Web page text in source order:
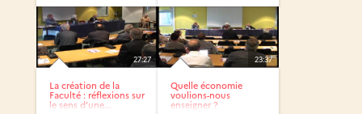
27:27
La création de la
Faculté : réflexions sur
le sens d’une...
23:37
Quelle économie
voulions-nous
enseigner ?